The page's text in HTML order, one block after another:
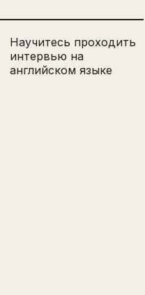
Научитесь проходить
интервью на
английском языке